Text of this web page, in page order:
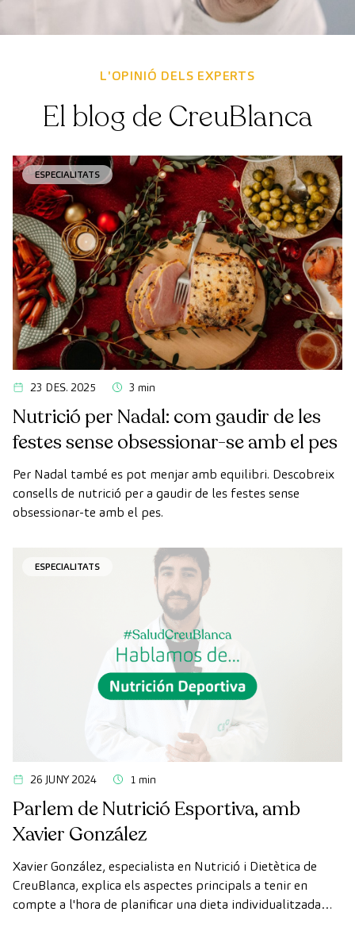
L'OPINIÓ DELS EXPERTS
El blog de CreuBlanca
ESPECIALITATS
23 DES. 2025 3 min
Nutrició per Nadal: com gaudir de les
festes sense obsessionar-se amb el pes
Per Nadal també es pot menjar amb equilibri. Descobreix
consells de nutrició per a gaudir de les festes sense
obsessionar-te amb el pes.
ESPECIALITATS
26 JUNY 2024 1 min
Parlem de Nutrició Esportiva, amb
Xavier González
Xavier González, especialista en Nutrició i Dietètica de
CreuBlanca, explica els aspectes principals a tenir en
compte a l'hora de planificar una dieta individualitzada